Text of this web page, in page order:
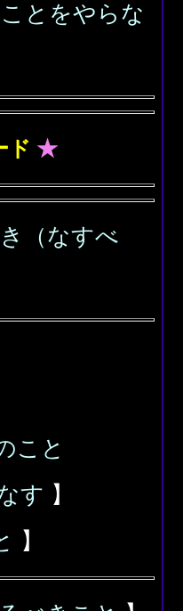
とをやらな
ド ★
（なすべ
こと
す 】
】